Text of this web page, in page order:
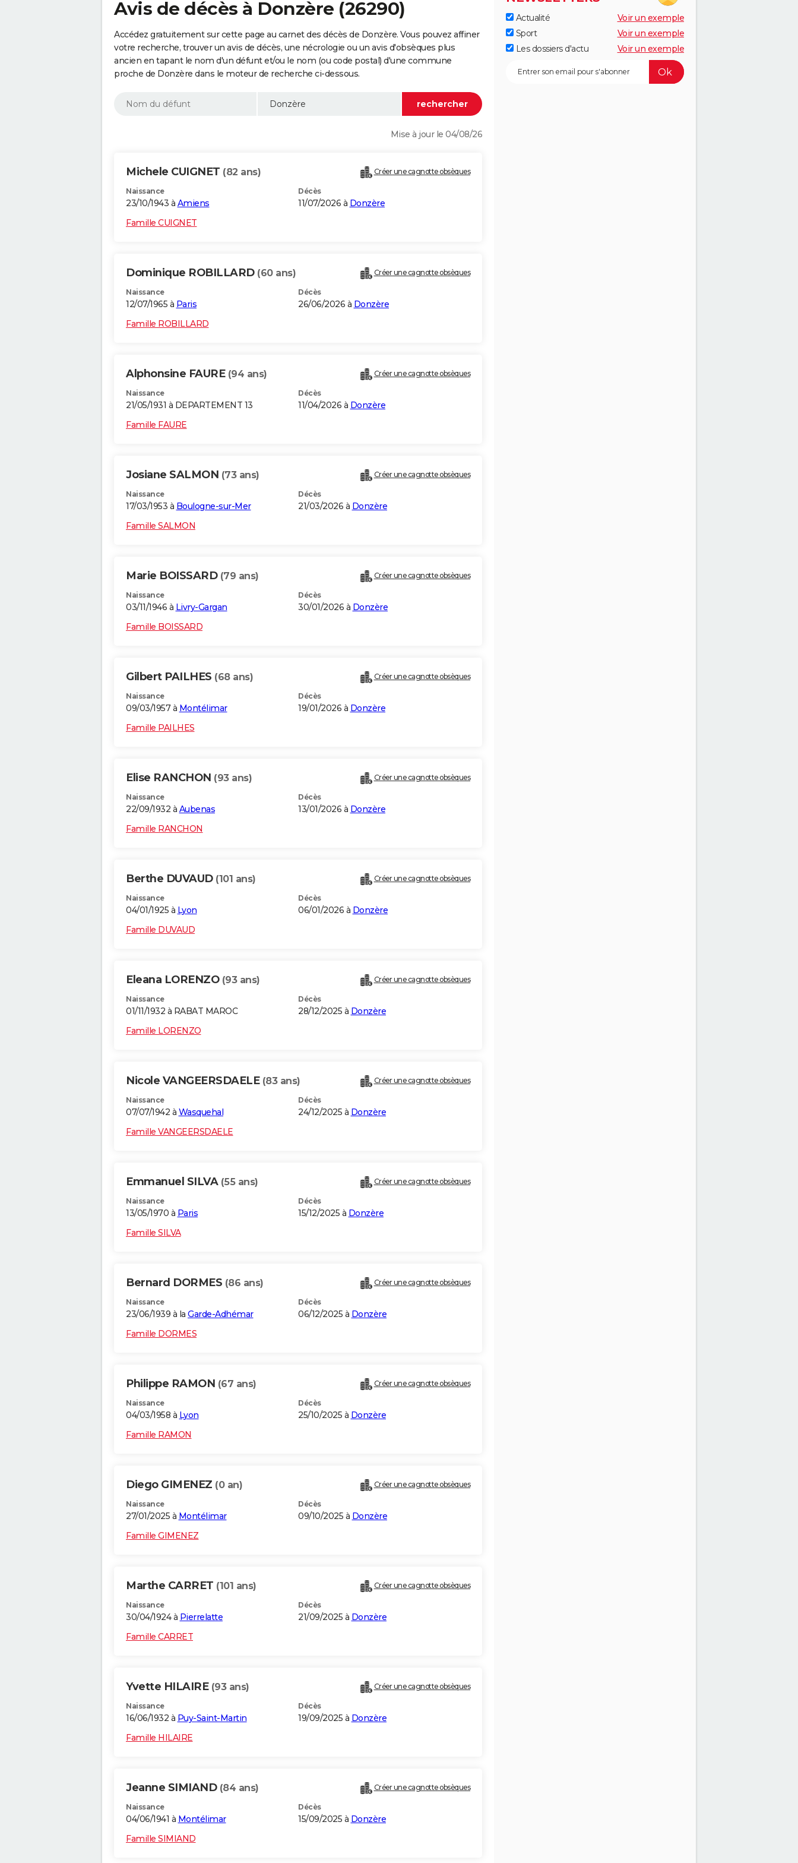
Avis de décès à Donzère (26290)
Accédez gratuitement sur cette page au carnet des décès de Donzère. Vous pouvez affiner
votre recherche, trouver un avis de décès, une nécrologie ou un avis d'obsèques plus
ancien en tapant le nom d'un défunt et/ou le nom (ou code postal) d'une commune
proche de Donzère dans le moteur de recherche ci-dessous.
Mise à jour le 04/08/26
Michele CUIGNET (82 ans) Créer une cagnotte obsèques
Naissance
23/10/1943 à Amiens
Décès
11/07/2026 à Donzère
Famille CUIGNET
Dominique ROBILLARD (60 ans) Créer une cagnotte obsèques
Naissance
12/07/1965 à Paris
Décès
26/06/2026 à Donzère
Famille ROBILLARD
Alphonsine FAURE (94 ans) Créer une cagnotte obsèques
Naissance
21/05/1931 à DEPARTEMENT 13
Décès
11/04/2026 à Donzère
Famille FAURE
Josiane SALMON (73 ans) Créer une cagnotte obsèques
Naissance
17/03/1953 à Boulogne-sur-Mer
Décès
21/03/2026 à Donzère
Famille SALMON
Marie BOISSARD (79 ans) Créer une cagnotte obsèques
Naissance
03/11/1946 à Livry-Gargan
Décès
30/01/2026 à Donzère
Famille BOISSARD
Gilbert PAILHES (68 ans) Créer une cagnotte obsèques
Naissance
09/03/1957 à Montélimar
Décès
19/01/2026 à Donzère
Famille PAILHES
Elise RANCHON (93 ans) Créer une cagnotte obsèques
Naissance
22/09/1932 à Aubenas
Décès
13/01/2026 à Donzère
Famille RANCHON
Berthe DUVAUD (101 ans) Créer une cagnotte obsèques
Naissance
04/01/1925 à Lyon
Décès
06/01/2026 à Donzère
Famille DUVAUD
Eleana LORENZO (93 ans) Créer une cagnotte obsèques
Naissance
01/11/1932 à RABAT MAROC
Décès
28/12/2025 à Donzère
Famille LORENZO
Nicole VANGEERSDAELE (83 ans) Créer une cagnotte obsèques
Naissance
07/07/1942 à Wasquehal
Décès
24/12/2025 à Donzère
Famille VANGEERSDAELE
Emmanuel SILVA (55 ans) Créer une cagnotte obsèques
Naissance
13/05/1970 à Paris
Décès
15/12/2025 à Donzère
Famille SILVA
Bernard DORMES (86 ans) Créer une cagnotte obsèques
Naissance
23/06/1939 à la Garde-Adhémar
Décès
06/12/2025 à Donzère
Famille DORMES
Philippe RAMON (67 ans) Créer une cagnotte obsèques
Naissance
04/03/1958 à Lyon
Décès
25/10/2025 à Donzère
Famille RAMON
Diego GIMENEZ (0 an) Créer une cagnotte obsèques
Naissance
27/01/2025 à Montélimar
Décès
09/10/2025 à Donzère
Famille GIMENEZ
Marthe CARRET (101 ans) Créer une cagnotte obsèques
Naissance
30/04/1924 à Pierrelatte
Décès
21/09/2025 à Donzère
Famille CARRET
Yvette HILAIRE (93 ans) Créer une cagnotte obsèques
Naissance
16/06/1932 à Puy-Saint-Martin
Décès
19/09/2025 à Donzère
Famille HILAIRE
Jeanne SIMIAND (84 ans) Créer une cagnotte obsèques
Naissance
04/06/1941 à Montélimar
Décès
15/09/2025 à Donzère
Famille SIMIAND
Actualité
Voir un exemple
Sport
Voir un exemple
Les dossiers d'actu
Voir un exemple